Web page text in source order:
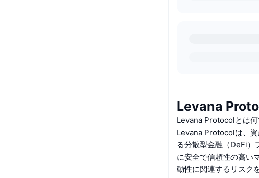
Levana
Levana Protocolとは何
Levana Protocolは、
る分散型金融（DeFi）
に安全で信頼性の高い
動性に関連するリスク